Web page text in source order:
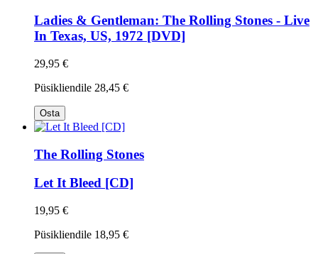
Ladies & Gentleman: The Rolling Stones - Live
In Texas, US, 1972 [DVD]
29,95 €
Püsikliendile 28,45 €
Osta
The Rolling Stones
Let It Bleed [CD]
19,95 €
Püsikliendile 18,95 €